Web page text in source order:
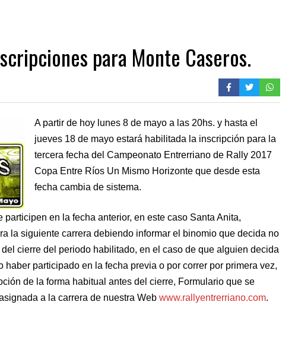
para Monte Caseros.
A partir de hoy lunes 8 de mayo a las 20hs. y hasta el
jueves 18 de mayo estará habilitada la inscripción para la
tercera fecha del Campeonato Entrerriano de Rally 2017
Copa Entre Ríos Un Mismo Horizonte que desde esta
fecha cambia de sistema.
en la fecha anterior, en este caso Santa Anita,
la siguiente carrera debiendo informar el binomio que decida no
cierre del periodo habilitado, en el caso de que alguien decida
haber participado en la fecha previa o por correr por primera vez,
de la forma habitual antes del cierre, Formulario que se
a la carrera de nuestra Web www.rallyentrerriano.com.